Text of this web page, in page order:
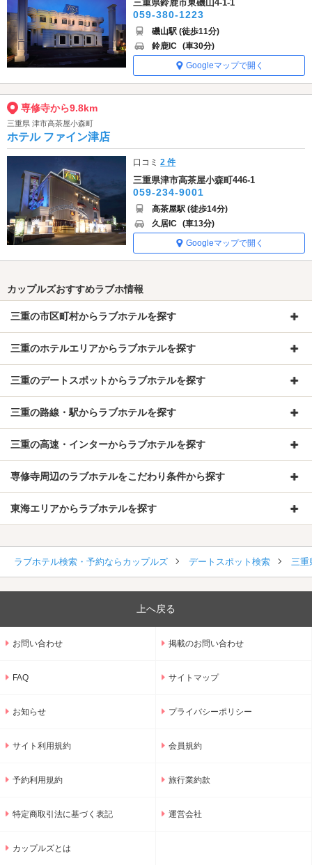
三重県鈴鹿市東磯山4-1-1
059-380-1223
磯山駅 (徒歩11分)
鈴鹿IC (車30分)
Googleマップで開く
専修寺から9.8km
三重県 津市高茶屋小森町
ホテル ファイン津店
口コミ2 件
三重県津市高茶屋小森町446-1
059-234-9001
高茶屋駅 (徒歩14分)
久居IC (車13分)
Googleマップで開く
カップルズおすすめラブホ情報
三重の市区町村からラブホテルを探す
三重のホテルエリアからラブホテルを探す
三重のデートスポットからラブホテルを探す
三重の路線・駅からラブホテルを探す
三重の高速・インターからラブホテルを探す
専修寺周辺のラブホテルをこだわり条件から探す
東海エリアからラブホテルを探す
ラブホテル検索・予約ならカップルズ デートスポット検索 三重
上へ戻る
お問い合わせ 掲載のお問い合わせ
FAQ サイトマップ
お知らせ プライバシーポリシー
サイト利用規約 会員規約
予約利用規約 旅行業約款
特定商取引法に基づく表記 運営会社
カップルズとは